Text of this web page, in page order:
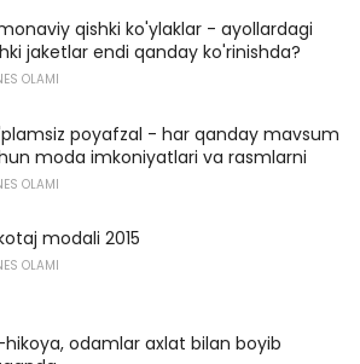
qishki ko'ylaklar - ayollardagi
jaketlar endi qanday ko'rinishda?
OLAMI
poyafzal - har qanday mavsum
moda imkoniyatlari va rasmlarni
OLAMI
modali 2015
OLAMI
odamlar axlat bilan boyib